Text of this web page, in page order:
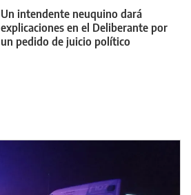
Un intendente neuquino dará
explicaciones en el Deliberante por
un pedido de juicio político